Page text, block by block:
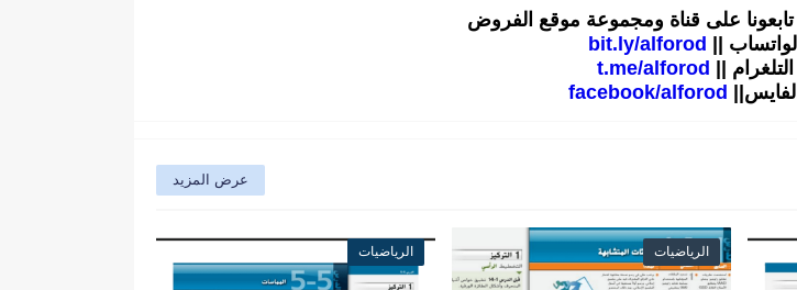
تابعونا على قناة ومجموعة موقع الفروض
||
bit.ly/alforod
||
t.me/alforod
facebook/alforod
عرض المزيد
الرياضيات الرياضيات